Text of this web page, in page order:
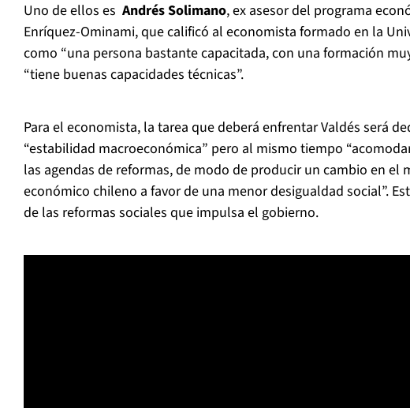
Uno de ellos es Andrés Solimano, ex asesor del programa
Enríquez-Ominami, que calificó al economista formado en la
como “una persona bastante capacitada, con una formación
“tiene buenas capacidades técnicas”.
Para el economista, la tarea que deberá enfrentar Valdés será
“estabilidad macroeconómica” pero al mismo tiempo
las agendas de reformas, de modo de producir un cambio en el
económico chileno a favor de una menor desigualdad social”.
de las reformas sociales que impulsa el gobierno.